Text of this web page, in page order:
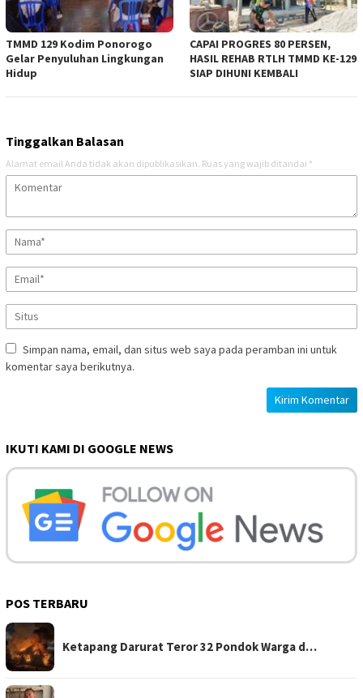
TMMD 129 Kodim Ponorogo
Gelar Penyuluhan Lingkungan
Hidup
CAPAI PROGRES 80 PERSEN,
HASIL REHAB RTLH TMMD KE-129
SIAP DIHUNI KEMBALI
Tinggalkan Balasan
Alamat email Anda tidak akan dipublikasikan. Ruas yang wajib ditandai *
Simpan nama, email, dan situs web saya pada peramban ini untuk
komentar saya berikutnya.
IKUTI KAMI DI GOOGLE NEWS
POS TERBARU
Ketapang Darurat Teror 32 Pondok Warga d…